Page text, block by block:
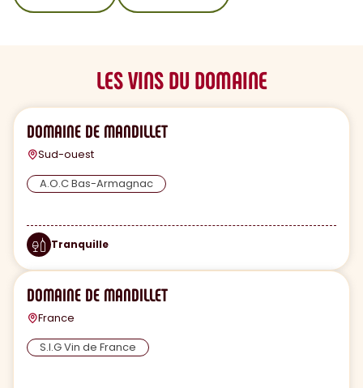
LES VINS DU DOMAINE
DOMAINE DE MANDILLET
Sud-ouest
A.O.C Bas-Armagnac
Tranquille
DOMAINE DE MANDILLET
France
S.I.G Vin de France